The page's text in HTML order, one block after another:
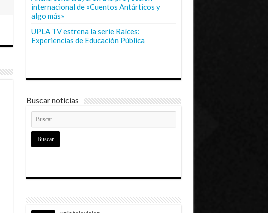
internacional de «Cuentos Antárticos y
algo más»
UPLA TV estrena la serie Raíces:
Experiencias de Educación Pública
Buscar noticias